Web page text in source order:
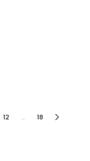
12 … 18